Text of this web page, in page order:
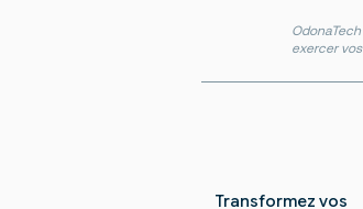
exercer
Transformez vos